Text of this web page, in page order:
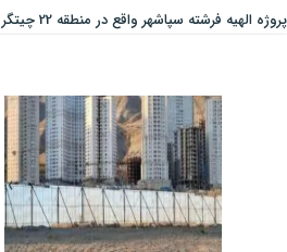
پروژه الهیه فرشته سپاشهر واقع در منطقه 22 چیتگر